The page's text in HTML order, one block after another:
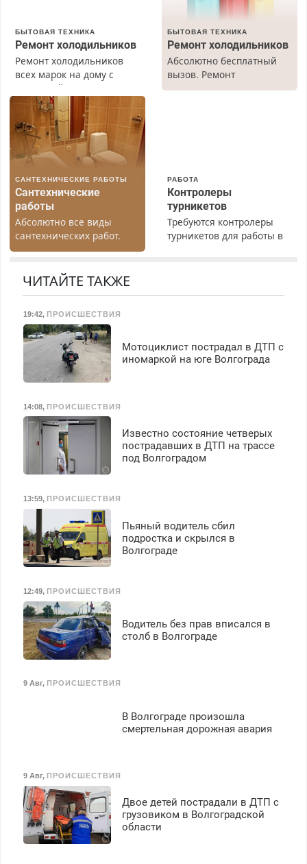
БЫТОВАЯ ТЕХНИКА
Ремонт холодильников
Ремонт холодильников
всех марок на дому с
гарантией. Замена
резины. Качественно.
Недорого. Без выходных.
Все районы. Скидка.
Вызов бесплатный.
БЫТОВАЯ ТЕХНИКА
Ремонт холодильников
Абсолютно бесплатный
вызов. Ремонт
холодильников всех
САНТЕХНИЧЕСКИЕ РАБОТЫ
Сантехнические
работы
Абсолютно все виды
сантехнических работ.
Быстро. Качественно.
РАБОТА
Контролеры
турникетов
Требуются контролеры
турникетов для работы в
Ежемесячно
выплачивается денежная
безопасности с з/п до
125000 руб.
ЧИТАЙТЕ ТАКЖЕ
19:42, ПРОИСШЕСТВИЯ
Мотоциклист пострадал в ДТП с
иномаркой на юге Волгограда
14:08, ПРОИСШЕСТВИЯ
Известно состояние четверых
пострадавших в ДТП на трассе
под Волгоградом
13:59, ПРОИСШЕСТВИЯ
Пьяный водитель сбил
подростка и скрылся в
Волгограде
12:49, ПРОИСШЕСТВИЯ
Водитель без прав вписался в
столб в Волгограде
9 Авг, ПРОИСШЕСТВИЯ
В Волгограде произошла
смертельная дорожная авария
9 Авг, ПРОИСШЕСТВИЯ
Двое детей пострадали в ДТП с
грузовиком в Волгоградской
области